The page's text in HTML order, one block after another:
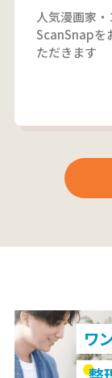
人気漫画家・
ScanSnapを
ただきます